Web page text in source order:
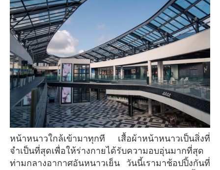
หน้าหนาวใกล้เข้ามาทุกที เสื้อผ้าหน้าหนาวเป็นสิ่งที่
จำเป็นที่สุดเพื่อให้ร่างกายได้รับความอบอุ่นมากที่สุด
ท่ามกลางอากาศอันหนาวเย็น วันนี้เรามาช้อปปิ้งกันที่